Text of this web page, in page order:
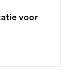
voor